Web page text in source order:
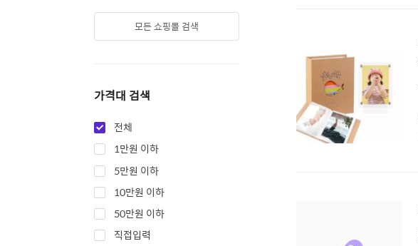
모든 쇼핑몰 검색
가격대 검색
전체
1만원 이하
5만원 이하
10만원 이하
50만원 이하
직접입력